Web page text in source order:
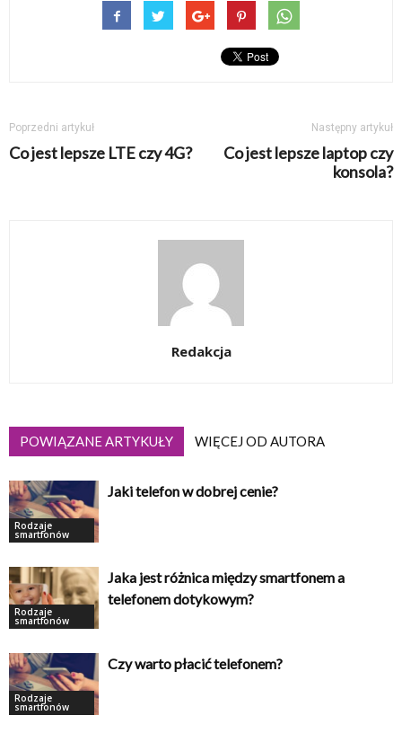
Poprzedni artykuł
Co jest lepsze LTE czy 4G?
Następny artykuł
Co jest lepsze laptop czy
konsola?
Redakcja
POWIĄZANE ARTYKUŁY WIĘCEJ OD AUTORA
Rodzaje
smartfonów
Jaki telefon w dobrej cenie?
Rodzaje
smartfonów
Jaka jest różnica między smartfonem a
telefonem dotykowym?
Rodzaje
smartfonów
Czy warto płacić telefonem?